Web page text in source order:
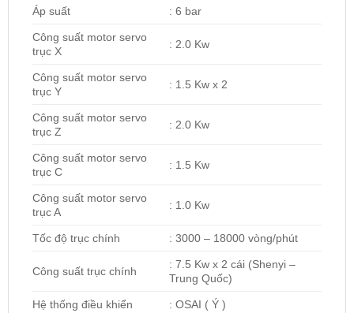
Áp suất : 6 bar
Công suất motor servo
trục X
: 2.0 Kw
Công suất motor servo
trục Y
: 1.5 Kw x 2
Công suất motor servo
trục Z
: 2.0 Kw
Công suất motor servo
trục C
: 1.5 Kw
Công suất motor servo
trục A
: 1.0 Kw
Tốc độ trục chính : 3000 – 18000 vòng/phút
Công suất trục chính
: 7.5 Kw x 2 cái (Shenyi –
Trung Quốc)
Hệ thống điều khiển : OSAI ( Ý )